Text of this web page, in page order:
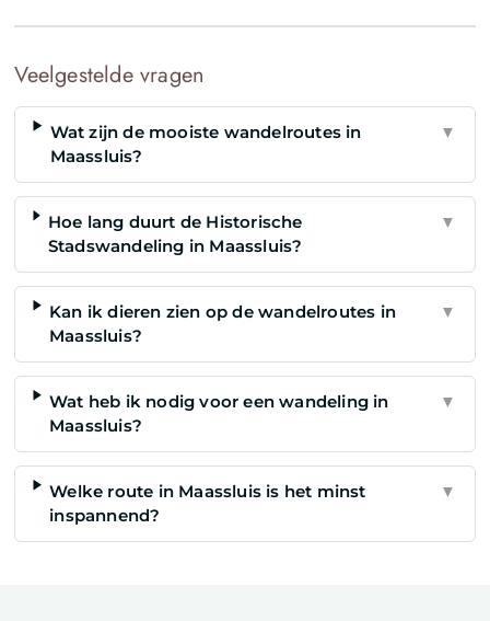
Veelgestelde vragen
Wat zijn de mooiste wandelroutes in
Maassluis?
▼
Hoe lang duurt de Historische
Stadswandeling in Maassluis?
▼
Kan ik dieren zien op de wandelroutes in
Maassluis?
▼
Wat heb ik nodig voor een wandeling in
Maassluis?
▼
Welke route in Maassluis is het minst
inspannend?
▼